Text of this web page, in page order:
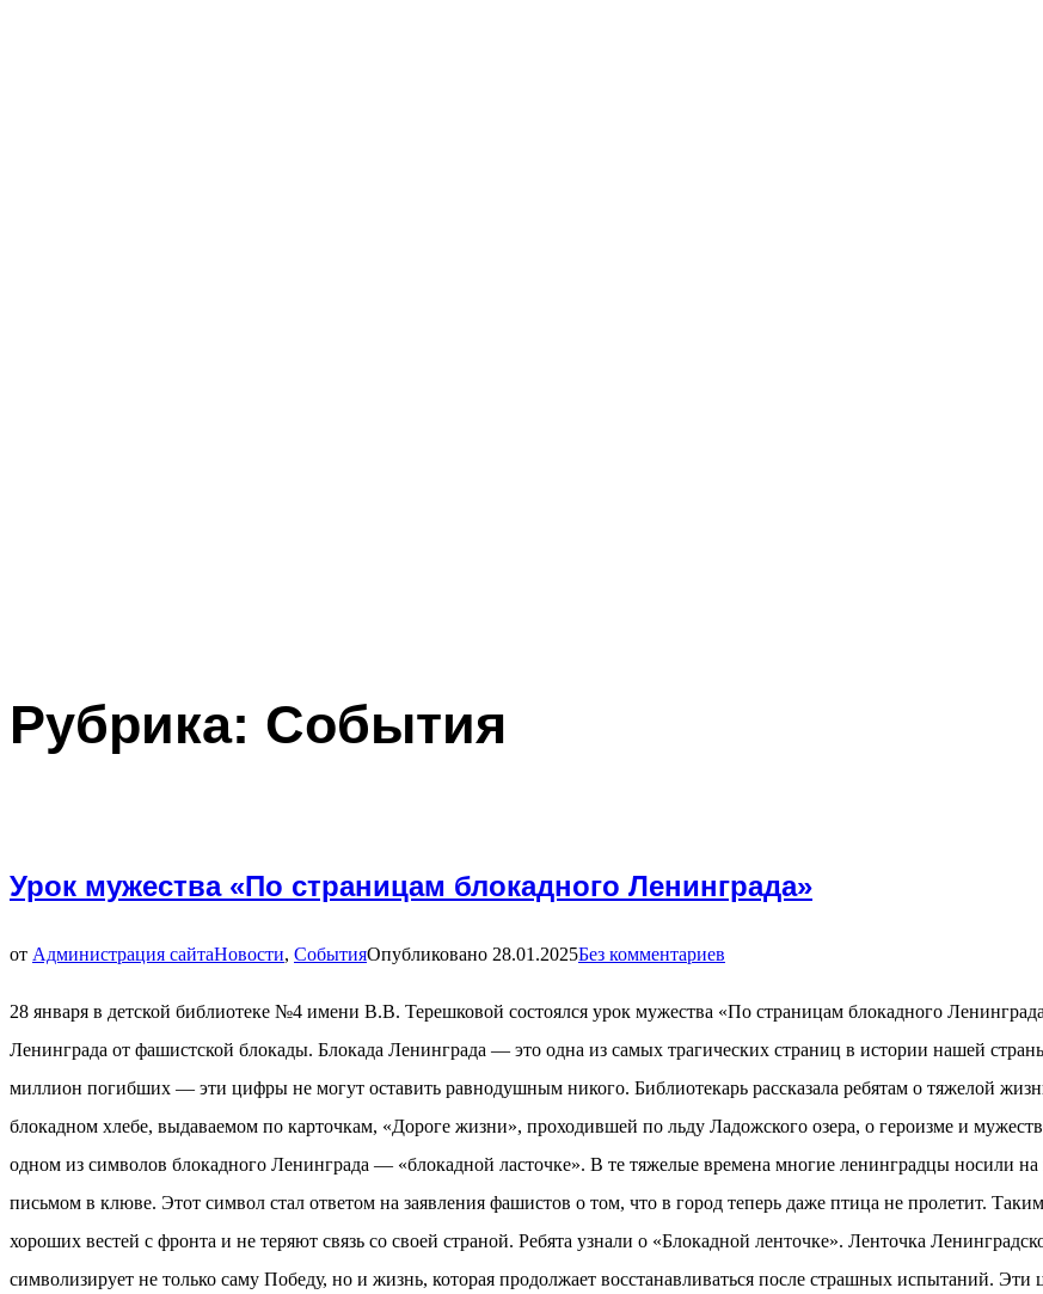
Рубрика: События
Урок мужества «По страницам блокадного Ленинграда»
от Администрация сайтаНовости, СобытияОпубликовано 28.01.2025Без комментариев
28 января в детской библиотеке №4 имени В.В. Терешковой состоялся урок мужества «По страницам блокадного
Ленинграда от фашистской блокады. Блокада Ленинграда — это одна из самых трагических страниц в истории нашей
миллион погибших — эти цифры не могут оставить равнодушным никого. Библиотекарь рассказала ребятам о тяжелой
блокадном хлебе, выдаваемом по карточкам, «Дороге жизни», проходившей по льду Ладожского озера, о героизме и
одном из символов блокадного Ленинграда — «блокадной ласточке». В те тяжелые времена многие ленинградцы носили
письмом в клюве. Этот символ стал ответом на заявления фашистов о том, что в город теперь даже птица не пролетит.
хороших вестей с фронта и не теряют связь со своей страной. Ребята узнали о «Блокадной ленточке». Ленточка
символизирует не только саму Победу, но и жизнь, которая продолжает восстанавливаться после страшных испытаний.